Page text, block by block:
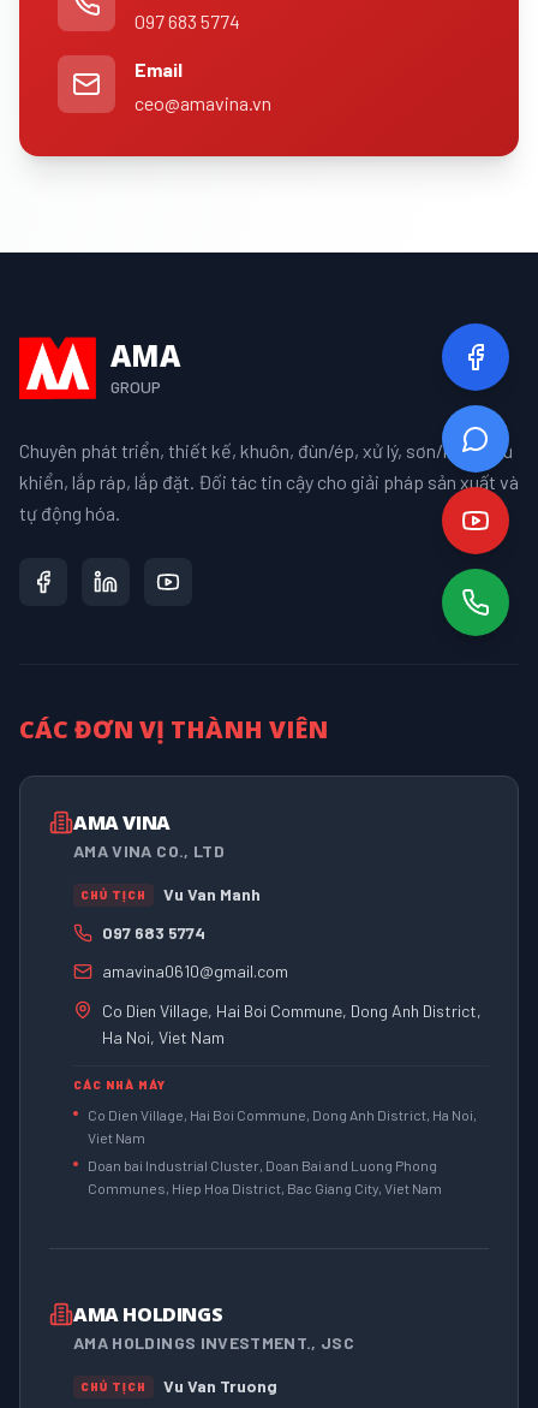
097 683 5774
Email
ceo@amavina.vn
AMA
GROUP
Chuyên phát triển, thiết kế, khuôn, đùn/ép, xử lý, sơn/mạ, điều
khiển, lắp ráp, lắp đặt. Đối tác tin cậy cho giải pháp sản xuất và
tự động hóa.
CÁC ĐƠN VỊ THÀNH VIÊN
AMA VINA
AMA VINA CO., LTD
CHỦ TỊCH
Vu Van Manh
097 683 5774
amavina0610@gmail.com
Co Dien Village, Hai Boi Commune, Dong Anh District,
Ha Noi, Viet Nam
CÁC NHÀ MÁY
Co Dien Village, Hai Boi Commune, Dong Anh District, Ha Noi,
Viet Nam
Doan bai Industrial Cluster, Doan Bai and Luong Phong
Communes, Hiep Hoa District, Bac Giang City, Viet Nam
AMA HOLDINGS
AMA HOLDINGS INVESTMENT., JSC
CHỦ TỊCH
Vu Van Truong